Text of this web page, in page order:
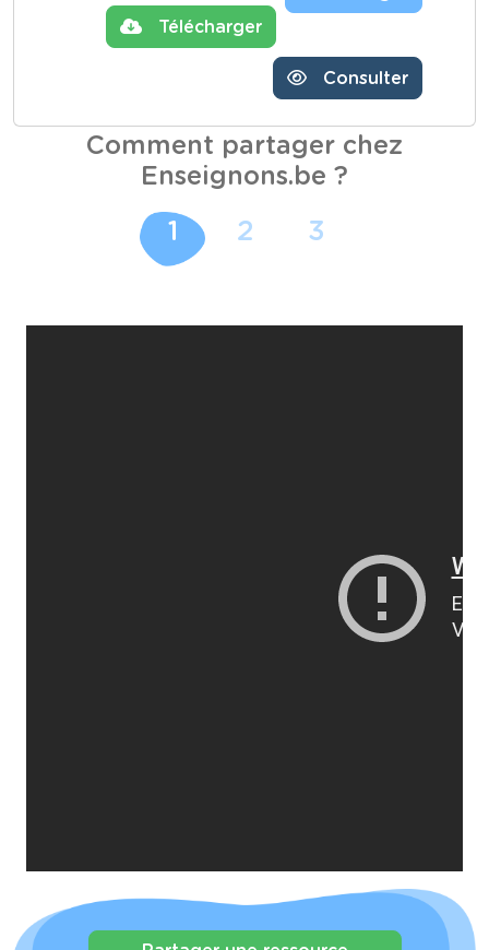
Télécharger
Consulter
Comment partager chez
Enseignons.be ?
1 2 3